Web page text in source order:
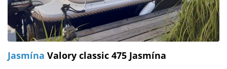
Jasmína Valory classic 475 Jasmína